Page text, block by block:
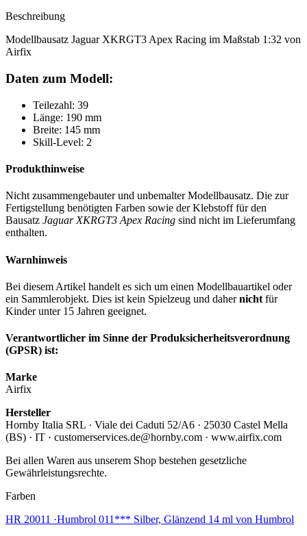
Beschreibung
Modellbausatz Jaguar XKRGT3 Apex Racing im Maßstab 1:32 von
Airfix
Daten zum Modell:
Teilezahl: 39
Länge: 190 mm
Breite: 145 mm
Skill-Level: 2
Produkthinweise
Nicht zusammengebauter und unbemalter Modellbausatz. Die zur
Fertigstellung benötigten Farben sowie der Klebstoff für den
Bausatz Jaguar XKRGT3 Apex Racing sind nicht im Lieferumfang
enthalten.
Warnhinweis
Bei diesem Artikel handelt es sich um einen Modellbauartikel oder
ein Sammlerobjekt. Dies ist kein Spielzeug und dahernicht für
Kinder unter 15 Jahren geeignet.
Verantwortlicher im Sinne der Produksicherheitsverordnung
(GPSR) ist:
Marke
Airfix
Hersteller
Hornby Italia SRL · Viale dei Caduti 52/A6 · 25030 Castel Mella
(BS) · IT · customerservices.de@hornby.com · www.airfix.com
Bei allen Waren aus unserem Shop bestehen gesetzliche
Gewährleistungsrechte.
Farben
HR 20011 ·Humbrol 011*** Silber, Glänzend 14 ml von Humbrol